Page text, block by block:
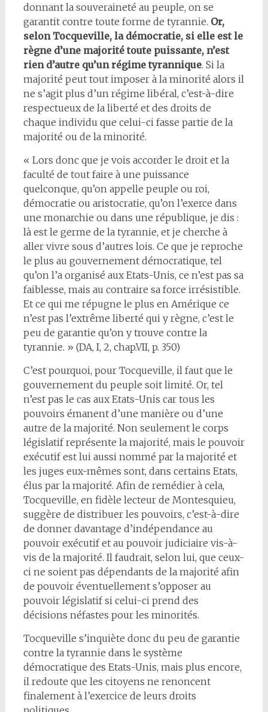
donnant la souveraineté au peuple, on se
garantit contre toute forme de tyrannie. Or,
selon Tocqueville, la démocratie, si elle est le
règne d’une majorité toute puissante, n’est
rien d’autre qu’un régime tyrannique. Si la
majorité peut tout imposer à la minorité alors il
ne s’agit plus d’un régime libéral, c’est-à-dire
respectueux de la liberté et des droits de
chaque individu que celui-ci fasse partie de la
majorité ou de la minorité.
« Lors donc que je vois accorder le droit et la
faculté de tout faire à une puissance
quelconque, qu’on appelle peuple ou roi,
démocratie ou aristocratie, qu’on l’exerce dans
une monarchie ou dans une république, je dis :
là est le germe de la tyrannie, et je cherche à
aller vivre sous d’autres lois. Ce que je reproche
le plus au gouvernement démocratique, tel
qu’on l’a organisé aux Etats-Unis, ce n’est pas sa
faiblesse, mais au contraire sa force irrésistible.
Et ce qui me répugne le plus en Amérique ce
n’est pas l’extrême liberté qui y règne, c’est le
peu de garantie qu’on y trouve contre la
tyrannie. » (DA, I, 2, chap.VII, p. 350)
C’est pourquoi, pour Tocqueville, il faut que le
gouvernement du peuple soit limité. Or, tel
n’est pas le cas aux Etats-Unis car tous les
pouvoirs émanent d’une manière ou d’une
autre de la majorité. Non seulement le corps
législatif représente la majorité, mais le pouvoir
exécutif est lui aussi nommé par la majorité et
les juges eux-mêmes sont, dans certains Etats,
élus par la majorité. Afin de remédier à cela,
Tocqueville, en fidèle lecteur de Montesquieu,
suggère de distribuer les pouvoirs, c’est-à-dire
de donner davantage d’indépendance au
pouvoir exécutif et au pouvoir judiciaire vis-à-
vis de la majorité. Il faudrait, selon lui, que ceux-
ci ne soient pas dépendants de la majorité afin
de pouvoir éventuellement s’opposer au
pouvoir législatif si celui-ci prend des
décisions néfastes pour les minorités.
Tocqueville s’inquiète donc du peu de garantie
contre la tyrannie dans le système
démocratique des Etats-Unis, mais plus encore,
il redoute que les citoyens ne renoncent
finalement à l’exercice de leurs droits